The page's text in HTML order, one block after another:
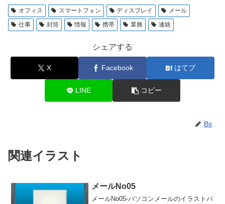
オフィス スマートフォン ディスプレイ
メール
仕事
封筒 情報 携帯 業務 連絡
シェアする
X Facebook はてブ
LINE コピー
Bs
関連イラスト
メールNo05
メールNo05-パソコンメールのイラストパ